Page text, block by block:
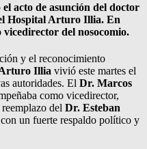
acto de asunción del doctor
Hospital Arturo Illia. En
del nosocomio.
y el reconocimiento
Illia vivió este martes el
autoridades. El Dr. Marcos
como vicedirector,
del Dr. Esteban
un fuerte respaldo político y